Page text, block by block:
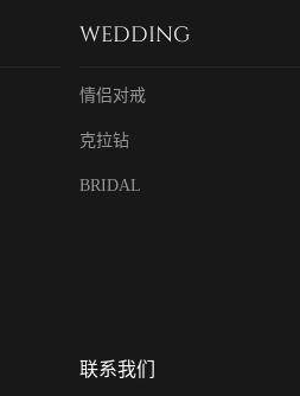
WEDDING
情侣对戒
克拉钻
BRIDAL
联系我们